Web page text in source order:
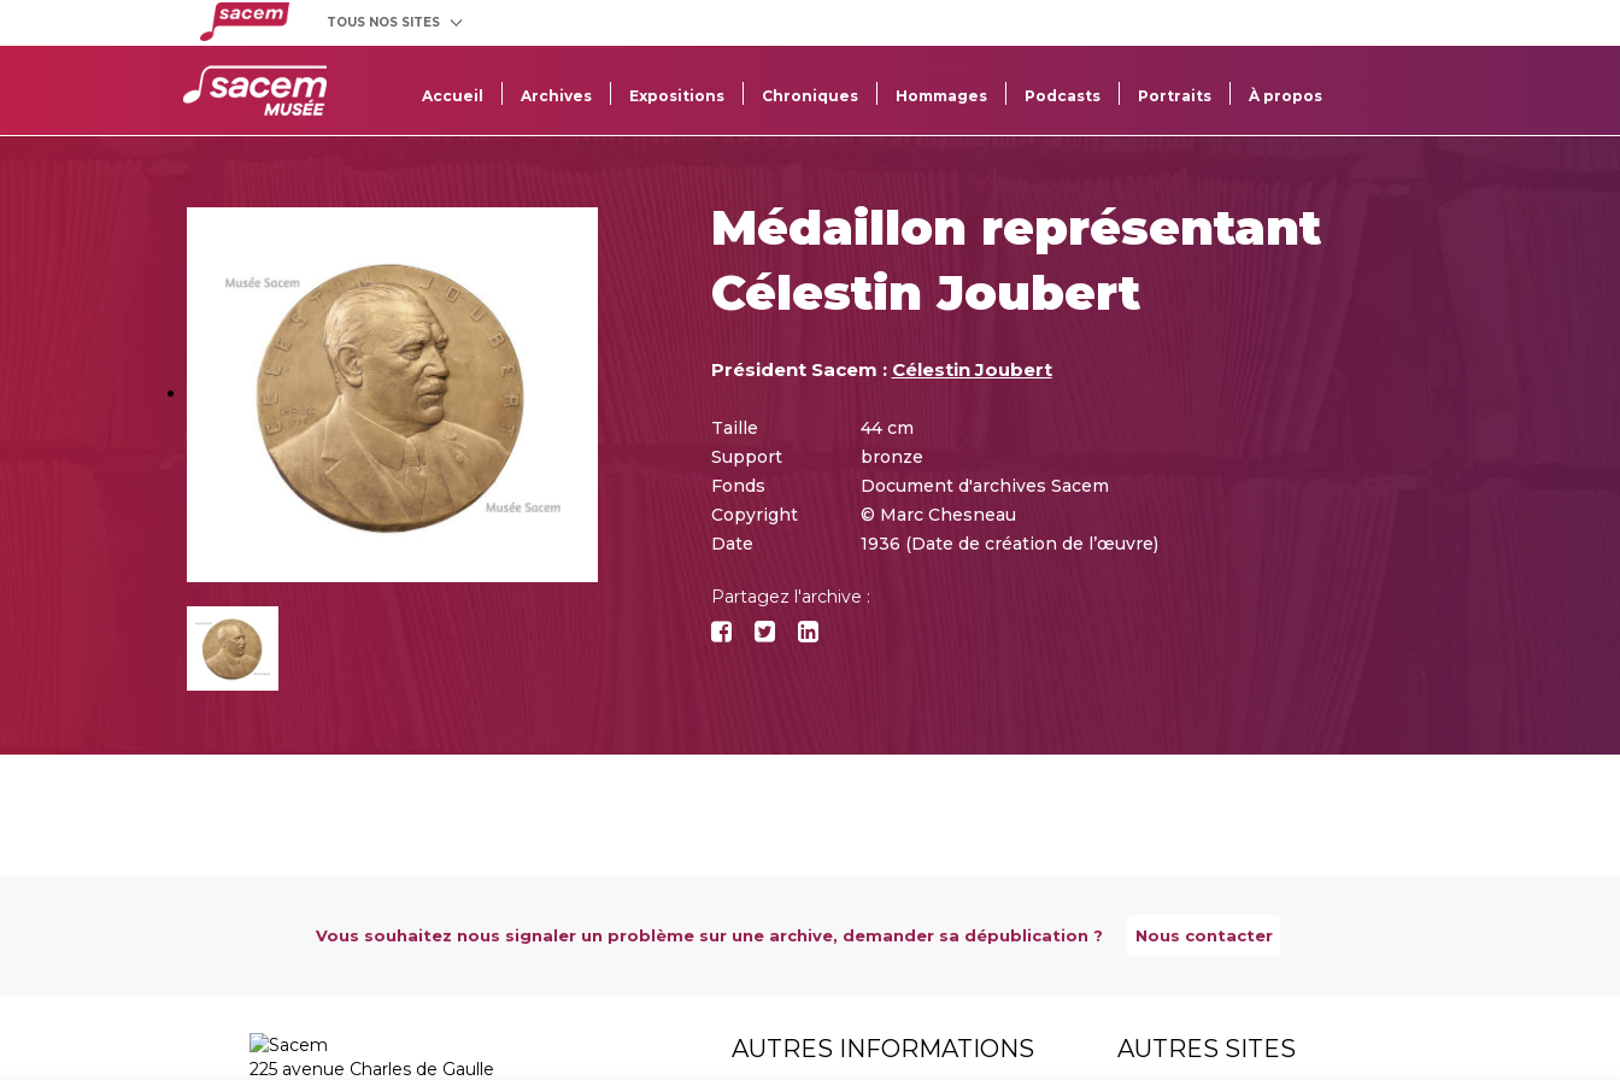
TOUS NOS SITES
Créateurs
et éditeurs
utilisateurs
Sacem
projets
Sacem
des œuvres
Accueil Archives Expositions Chroniques Hommages Podcasts Portraits À propos
Médaillon représentant
Célestin Joubert
Président Sacem : Célestin Joubert
Taille
44 cm
Support
bronze
Fonds
Document d'archives Sacem
Copyright
© Marc Chesneau
Date
1936 (Date de création de l’œuvre)
Partagez l'archive :
Vous souhaitez nous signaler un problème sur une archive, demander sa dépublication ? Nous contacter
225 avenue Charles de Gaulle
AUTRES INFORMATIONS AUTRES SITES